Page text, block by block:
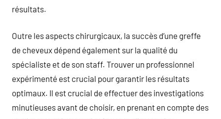
résultats.
Outre les aspects chirurgicaux, la succès d’une greffe
de cheveux dépend également sur la qualité du
spécialiste et de son staff. Trouver un professionnel
expérimenté est crucial pour garantir les résultats
optimaux. Il est crucial de effectuer des investigations
minutieuses avant de choisir, en prenant en compte des